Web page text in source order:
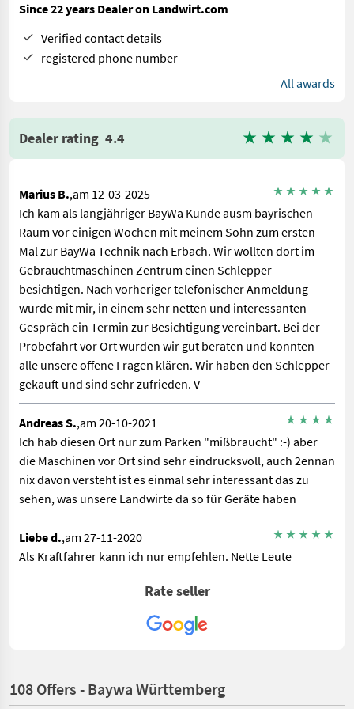
Since 22 years Dealer on Landwirt.com
Verified contact details
registered phone number
All awards
Dealer rating 4.4
Marius B.,am 12-03-2025
Ich kam als langjähriger BayWa Kunde ausm bayrischen
Raum vor einigen Wochen mit meinem Sohn zum ersten
Mal zur BayWa Technik nach Erbach. Wir wollten dort im
Gebrauchtmaschinen Zentrum einen Schlepper
besichtigen. Nach vorheriger telefonischer Anmeldung
wurde mit mir, in einem sehr netten und interessanten
Gespräch ein Termin zur Besichtigung vereinbart. Bei der
Probefahrt vor Ort wurden wir gut beraten und konnten
alle unsere offene Fragen klären. Wir haben den Schlepper
gekauft und sind sehr zufrieden. V
Andreas S.,am 20-10-2021
Ich hab diesen Ort nur zum Parken "mißbraucht" :-) aber
die Maschinen vor Ort sind sehr eindrucksvoll, auch 2ennan
nix davon versteht ist es einmal sehr interessant das zu
sehen, was unsere Landwirte da so für Geräte haben
Liebe d.,am 27-11-2020
Als Kraftfahrer kann ich nur empfehlen. Nette Leute
Immer noch ein Geheimtipp für italienische Küche
Rate seller
108 Offers - Baywa Württemberg